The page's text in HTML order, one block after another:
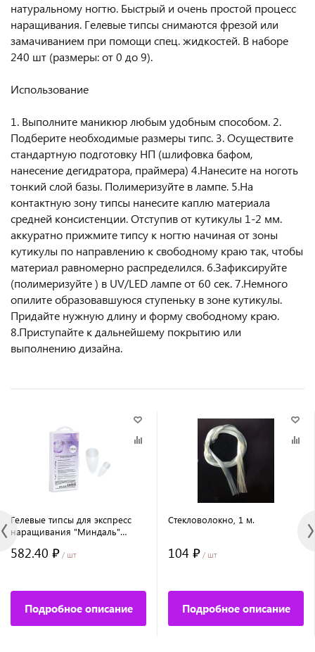
натуральному ногтю. Быстрый и очень простой процесс
наращивания. Гелевые типсы снимаются фрезой или
замачиванием при помощи спец. жидкостей. В наборе
240 шт (размеры: от 0 до 9).
Использование
1. Выполните маникюр любым удобным способом. 2.
Подберите необходимые размеры типс. 3. Осуществите
стандартную подготовку НП (шлифовка бафом,
нанесение дeгидратора, праймера) 4.Нанесите на ноготь
тонкий слой базы. Полимеризуйте в лампе. 5.На
контактную зону типсы нанесите каплю материала
средней консистенции. Отступив от кутикулы 1-2 мм.
аккуратно прижмите типсу к ногтю начиная от зоны
кутикулы по направлению к свободному краю так, чтобы
материал равномерно распределился. 6.Зафиксируйте
(полимеризуйте ) в UV/LED лампе от 60 сек. 7.Немного
опилите образовавшуюся ступеньку в зоне кутикулы.
Придайте нужную длину и форму свободному краю.
8.Приступайте к дальнейшему покрытию или
выполнению дизайна.
Гелевые типсы для экспреcс
наращивания "Миндаль"
582.40 ₽ / шт
Подробное описание
Стекловолокно, 1 м.
104 ₽ / шт
Подробное описание